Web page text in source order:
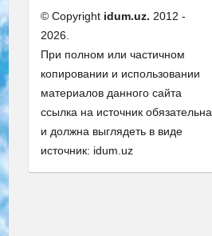
© Copyright idum.uz. 2012 -
2026.
При полном или частичном
копировании и использовании
материалов данного сайта
ссылка на источник обязательна
и должна выглядеть в виде
источник: idum.uz